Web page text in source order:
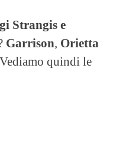
Strangis e
Garrison, Orietta
quindi le